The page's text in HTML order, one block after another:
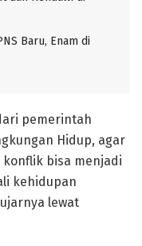
Baru, Enam di
pemerintah
Hidup, agar
bisa menjadi
kehidupan
lewat